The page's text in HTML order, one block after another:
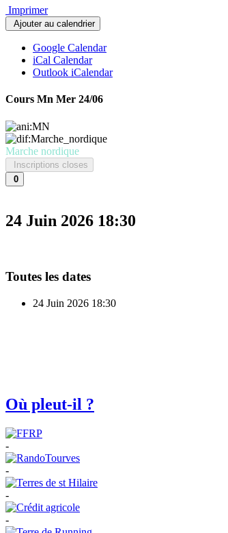
Imprimer
Ajouter au calendrier
Google Calendar
iCal Calendar
Outlook iCalendar
Cours Mn Mer 24/06
Marche nordique
Inscriptions closes
0
24 Juin 2026 18:30
Toutes les dates
24 Juin 2026 18:30
Où pleut-il ?
-
-
-
-